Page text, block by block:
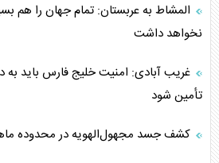
المشاط به عربستان: تمام جهان را هم
نخواهد داشت
غریب آبادی: امنیت خلیج فارس باید
تأمین شود
کشف جسد مجهول‌الهویه در محدوده